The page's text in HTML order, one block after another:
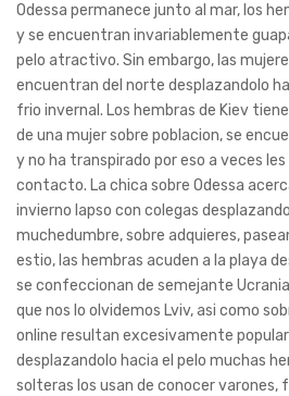
Odessa permanece junto al mar, los
y se encuentran invariablemente
pelo atractivo. Sin embargo, las
encuentran del norte desplazandolo
fri­o invernal. Los hembras de Kiev
de una mujer sobre poblacion, se
y no ha transpirado por eso a veces
contacto. La chica sobre Odessa
invierno lapso con colegas
muchedumbre, sobre adquieres,
esti­o, las hembras acuden a la playa
se confeccionan de semejante
que nos lo olvidemos Lviv, asi­ como
online resultan excesivamente
desplazandolo hacia el pelo muchas
solteras los usan de conocer